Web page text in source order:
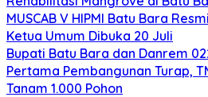
MUSCAB V HIPMI Batu Bara
Ketua Umum Dibuka 20 Juli
Bupati Batu Bara dan Danrem
Pertama Pembangunan Turap,
Tanam 1.000 Pohon